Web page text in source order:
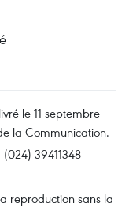
le 11 septembre
la Communication.
39411348
reproduction sans la